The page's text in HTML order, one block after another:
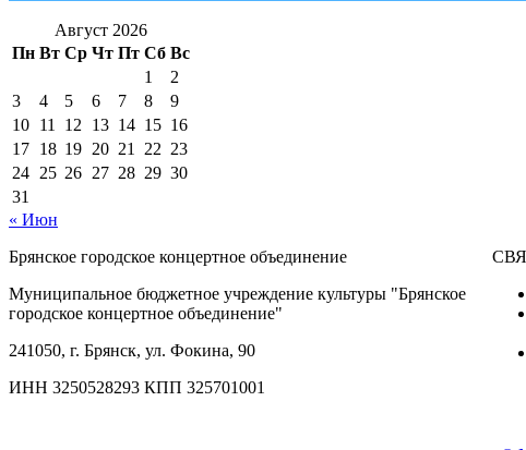
Август 2026
Пн Вт Ср Чт Пт Сб Вс
1
2
3
4 5 6 7 8
9
10 11 12 13 14 15 16
17 18 19 20 21 22 23
24 25 26 27 28 29 30
31
« Июн
Брянское городское концертное объединение
Муниципальное бюджетное учреждение культуры "Брянское
городское концертное объединение"
241050, г. Брянск, ул. Фокина, 90
ИНН 3250528293 КПП 325701001